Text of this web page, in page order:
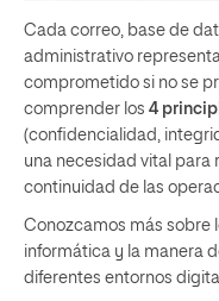
Cada correo, base de
administrativo
comprometido si no se
comprender los 4
(confidencialidad,
una necesidad vital para
continuidad de las
Conozcamos más sobre
informática y la manera
diferentes entornos